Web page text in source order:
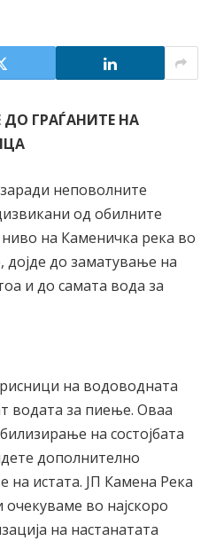
ГРАЃАНИТЕ НА
неповолните
од обилните
на Каменичка река во
до заматување на
и до самата вода за
на водоводната
водата за пиење. Оваа
на состојбата
дополнително
на истата. ЈП Камена Река
во најскоро
на настанатата